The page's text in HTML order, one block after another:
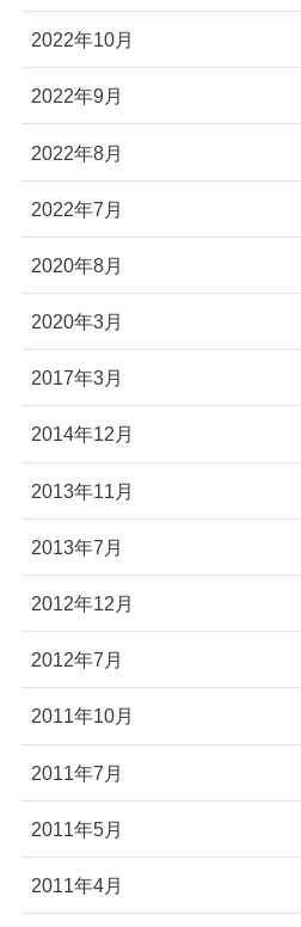
2022年10月
2022年9月
2022年8月
2022年7月
2020年8月
2020年3月
2017年3月
2014年12月
2013年11月
2013年7月
2012年12月
2012年7月
2011年10月
2011年7月
2011年5月
2011年4月